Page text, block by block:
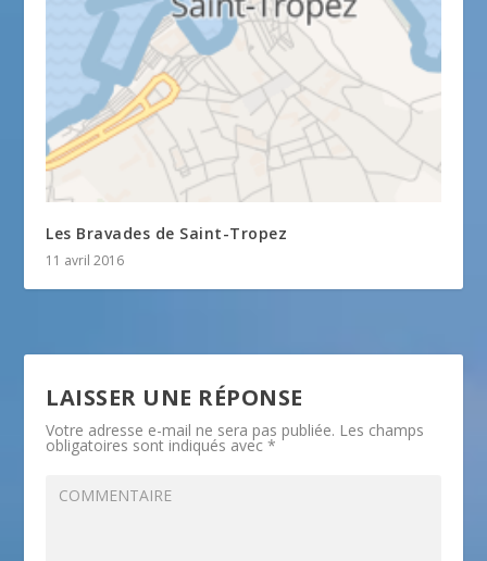
Les Bravades de Saint-Tropez
11 avril 2016
LAISSER UNE RÉPONSE
Votre adresse e-mail ne sera pas publiée. Les champs
obligatoires sont indiqués avec*